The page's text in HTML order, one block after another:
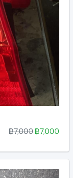
฿7,000฿7,000